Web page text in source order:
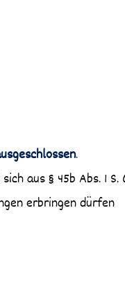
.
aus § 45b Abs. 1
erbringen dürfen